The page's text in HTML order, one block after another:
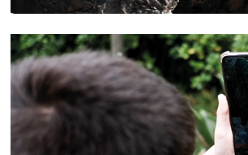
Data Publicação
31 maio 2023
Grupo 7 Escoteiros de
Previous Next